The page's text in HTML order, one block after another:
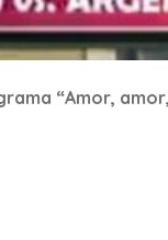
“Amor,